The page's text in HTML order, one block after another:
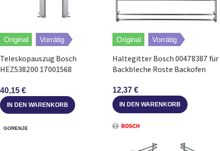
Original Vorrätig
Teleskopauszug Bosch
HEZ538200 17001568
Backofen
40,15 €
IN DEN WARENKORB
Original Vorrätig
Haltegitter Bosch 00478387 für
Backbleche Roste Backofen
12,37 €
IN DEN WARENKORB
GORENJE